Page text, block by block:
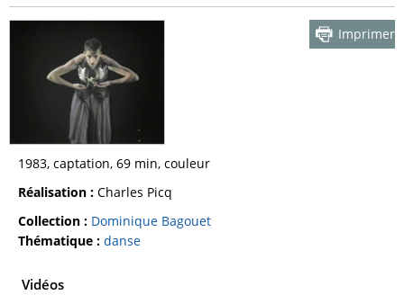
Imprimer
1983, captation, 69 min, couleur
Réalisation : Charles Picq
Collection : Dominique Bagouet
Thématique : danse
Vidéos